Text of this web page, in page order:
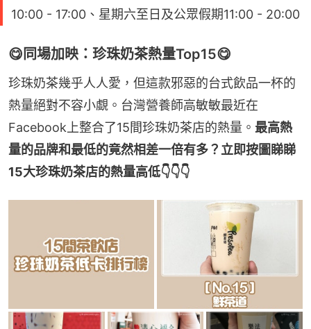
10:00 - 17:00、星期六至日及公眾假期11:00 - 20:00
😋同場加映：珍珠奶茶熱量Top15😋
珍珠奶茶幾乎人人愛，但這款邪惡的台式飲品一杯的
熱量絕對不容小覷。台灣營養師高敏敏最近在
Facebook上整合了15間珍珠奶茶店的熱量。 最高熱
量的品牌和最低的竟然相差一倍有多？立即按圖睇睇
15大珍珠奶茶店的熱量高低👇👇👇